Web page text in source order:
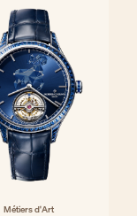
Métiers d'Art